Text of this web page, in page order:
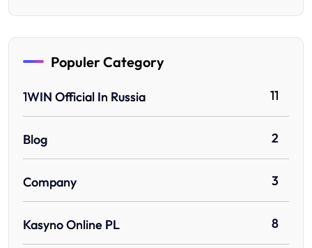
Populer Category
1WIN Official In Russia 11
Blog 2
Company 3
Kasyno Online PL 8